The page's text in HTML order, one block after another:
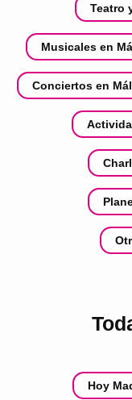
Teatro
Musicales en
Conciertos en
Hoy